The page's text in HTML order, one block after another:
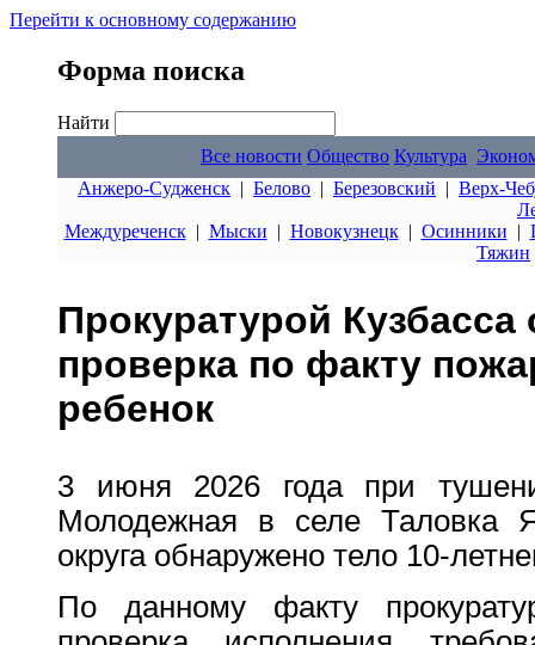
Перейти к основному содержанию
Форма поиска
Найти
Все новости Общество Культура
Анжеро-Судженск | Белово | Березовский | Верх-
Междуреченск| Мыски | Новокузнецк| Осинники |
Тяжин
Прокуратурой Кузбасса
проверка по факту
ребенок
3 июня 2026 года при
Молодежная в селе Таловка
округа обнаружено тело 10-
По данному факту